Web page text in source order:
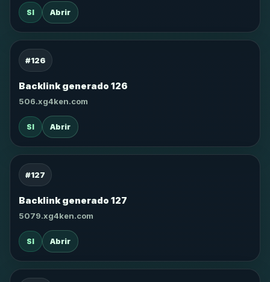
SI Abrir
#126
Backlink generado 126
506.xg4ken.com
SI Abrir
#127
Backlink generado 127
5079.xg4ken.com
SI Abrir